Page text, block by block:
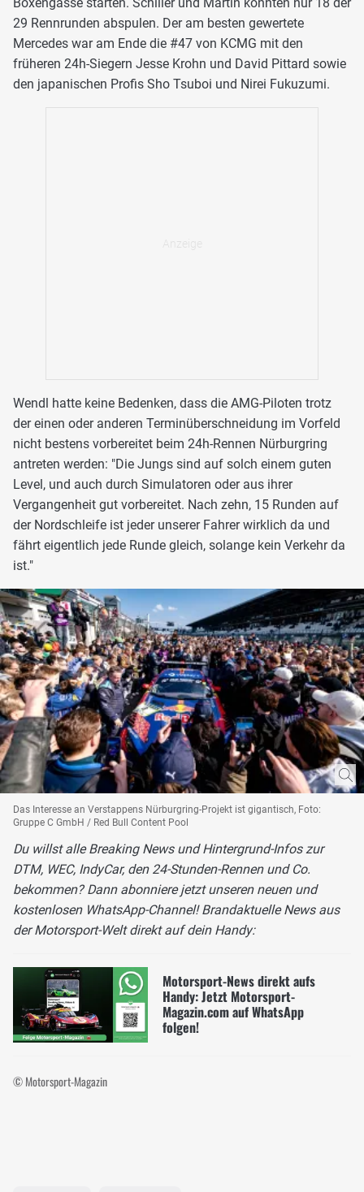
29 Rennrunden abspulen. Der am besten gewertete
Mercedes war am Ende die #47 von KCMG mit den
früheren 24h-Siegern Jesse Krohn und David Pittard sowie
den japanischen Profis Sho Tsuboi und Nirei Fukuzumi.
Wendl hatte keine Bedenken, dass die AMG-Piloten trotz
der einen oder anderen Terminüberschneidung im Vorfeld
nicht bestens vorbereitet beim 24h-Rennen Nürburgring
antreten werden: "Die Jungs sind auf solch einem guten
Level, und auch durch Simulatoren oder aus ihrer
Vergangenheit gut vorbereitet. Nach zehn, 15 Runden auf
der Nordschleife ist jeder unserer Fahrer wirklich da und
fährt eigentlich jede Runde gleich, solange kein Verkehr da
ist."
Das Interesse an Verstappens Nürburgring-Projekt ist gigantisch, Foto:
Gruppe C GmbH / Red Bull Content Pool
Du willst alle Breaking News und Hintergrund-Infos zur
DTM, WEC, IndyCar, den 24-Stunden-Rennen und Co.
bekommen? Dann abonniere jetzt unseren neuen und
kostenlosen WhatsApp-Channel! Brandaktuelle News aus
der Motorsport-Welt direkt auf dein Handy:
Motorsport-News direkt aufs
Handy: Jetzt Motorsport-
Magazin.com auf WhatsApp
folgen!
© Motorsport-Magazin